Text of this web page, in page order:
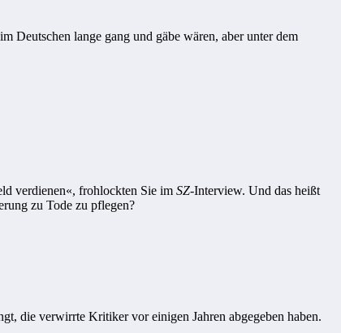
Deutschen lange gang und gäbe wären, aber unter dem
verdienen«, frohlockten Sie im SZ-Interview. Und das heißt
zu Tode zu pflegen?
die verwirrte Kritiker vor einigen Jahren abgegeben haben.